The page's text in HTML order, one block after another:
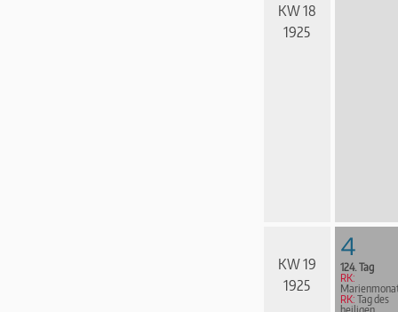
KW 18
1925
KW 19
1925
4
124. Tag
RK:
RK: Tag des